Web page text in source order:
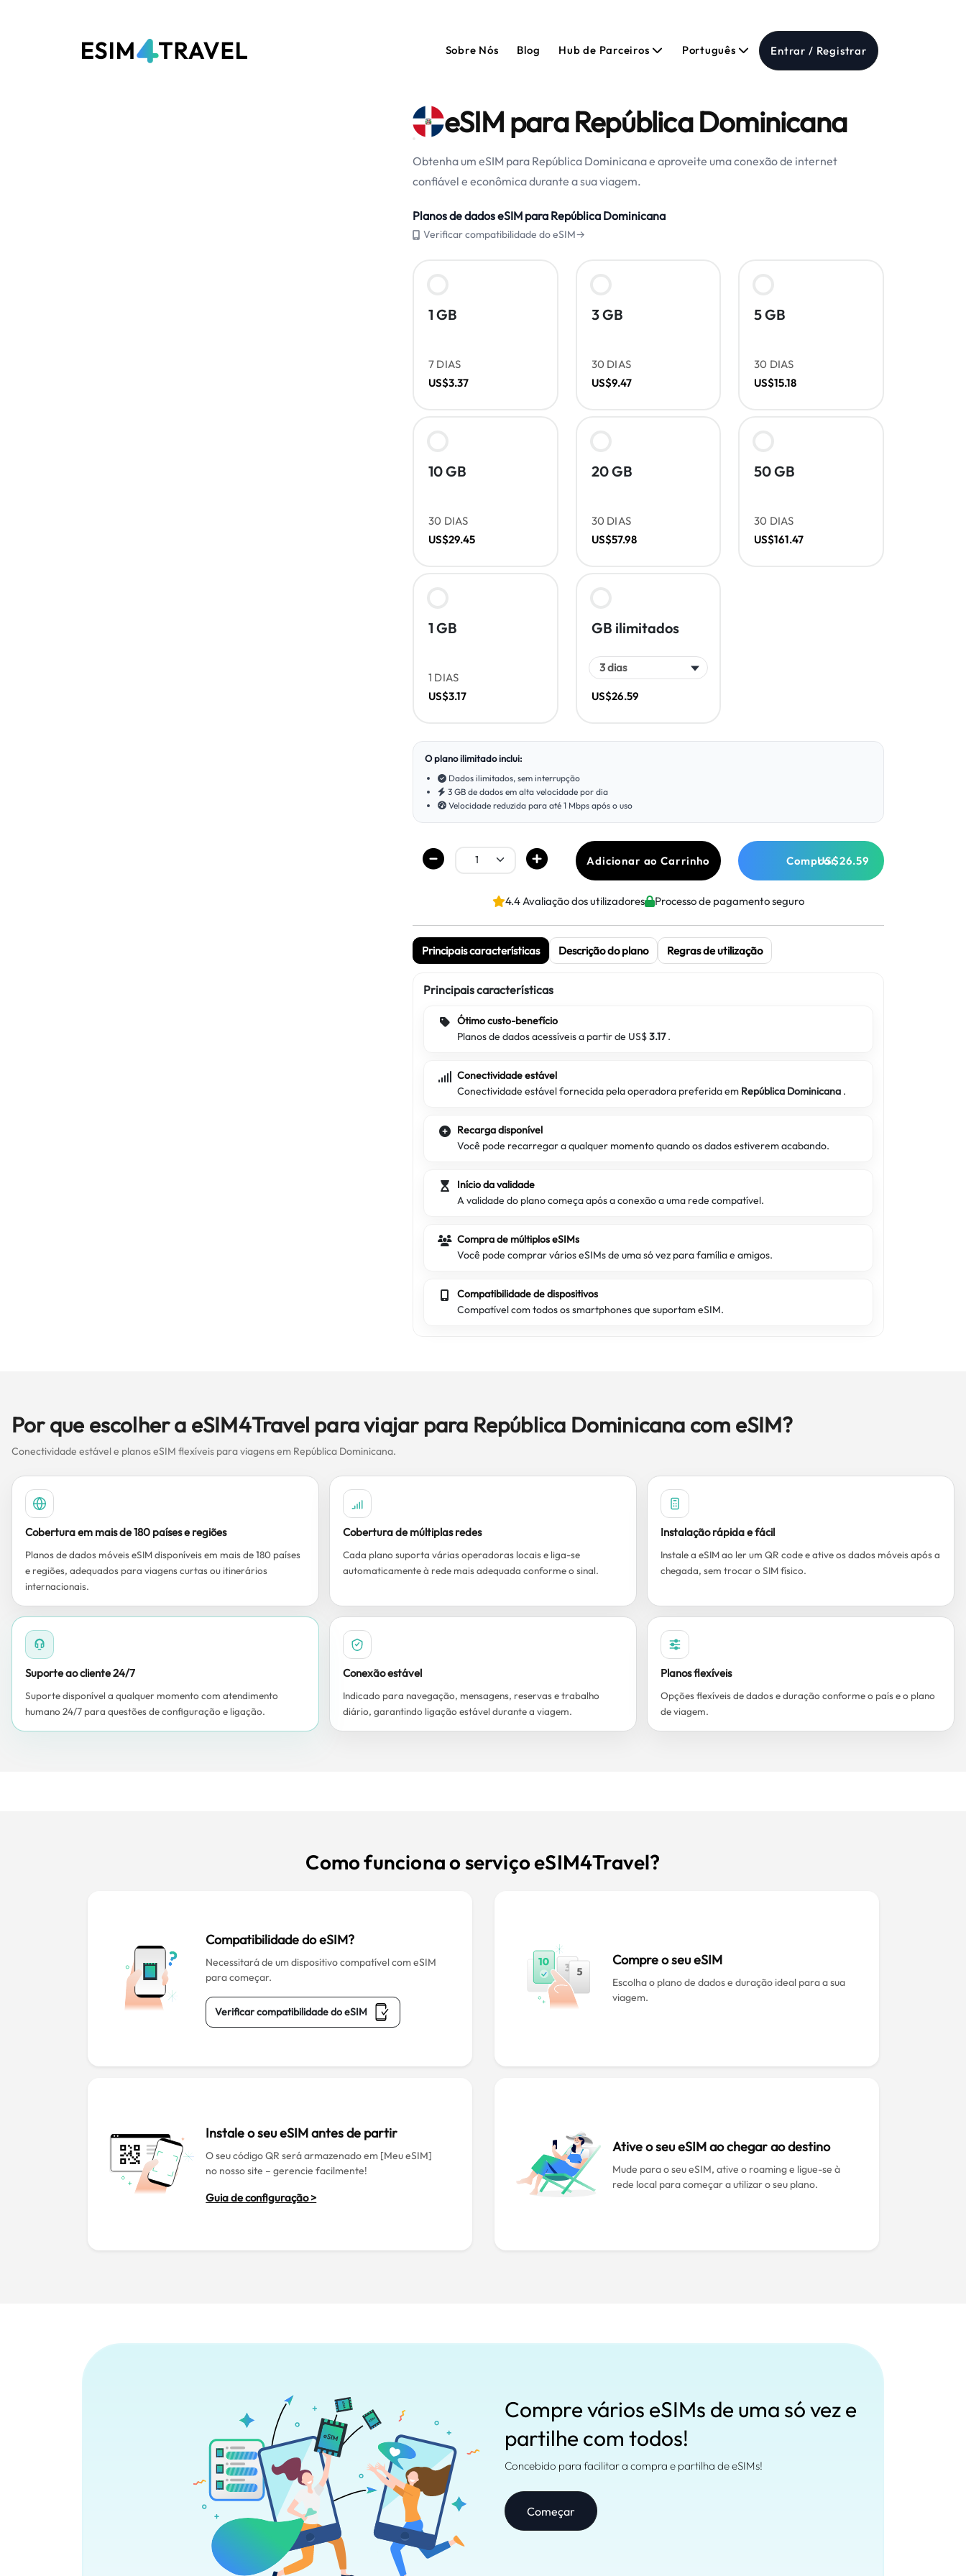
Sobre Nós Blog Hub de Parceiros Português Entrar / Registrar
eSIM para República Dominicana
Obtenha um eSIM para República Dominicana e aproveite uma conexão de internet
confiável e econômica durante a sua viagem.
Planos de dados eSIM para República Dominicana
Verificar compatibilidade do eSIM→
1 GB
7 DIAS
US$3.37
3 GB
30 DIAS
US$9.47
5 GB
30 DIAS
US$15.18
10 GB
30 DIAS
US$29.45
20 GB
30 DIAS
US$57.98
50 GB
30 DIAS
US$161.47
1 GB
1 DIAS
US$3.17
GB ilimitados
US$26.59
O plano ilimitado inclui:
Dados ilimitados, sem interrupção
3 GB de dados em alta velocidade por dia
Velocidade reduzida para até 1 Mbps após o uso
Adicionar ao Carrinho ComprarUS$26.59
4.4 Avaliação dos utilizadores Processo de pagamento seguro
Principais características Descrição do plano Regras de utilização
Principais características
Ótimo custo-benefício
Planos de dados acessíveis a partir de US$3.17.
Conectividade estável
Conectividade estável fornecida pela operadora preferida em República Dominicana .
Recarga disponível
Você pode recarregar a qualquer momento quando os dados estiverem acabando.
Início da validade
A validade do plano começa após a conexão a uma rede compatível.
Compra de múltiplos eSIMs
Você pode comprar vários eSIMs de uma só vez para família e amigos.
Compatibilidade de dispositivos
Compatível com todos os smartphones que suportam eSIM.
Por que escolher a eSIM4Travel para viajar para República Dominicana com eSIM?
Conectividade estável e planos eSIM flexíveis para viagens em República Dominicana.
Cobertura em mais de 180 países e regiões
Planos de dados móveis eSIM disponíveis em mais de 180 países
e regiões, adequados para viagens curtas ou itinerários
internacionais.
Cobertura de múltiplas redes
Cada plano suporta várias operadoras locais e liga-se
automaticamente à rede mais adequada conforme o sinal.
Instalação rápida e fácil
Instale a eSIM ao ler um QR code e ative os dados móveis após a
chegada, sem trocar o SIM físico.
Suporte ao cliente 24/7
Suporte disponível a qualquer momento com atendimento
humano 24/7 para questões de configuração e ligação.
Conexão estável
Indicado para navegação, mensagens, reservas e trabalho
diário, garantindo ligação estável durante a viagem.
Planos flexíveis
Opções flexíveis de dados e duração conforme o país e o plano
de viagem.
Como funciona o serviço eSIM4Travel?
Compatibilidade do eSIM?
Necessitará de um dispositivo compatível com eSIM
para começar.
Verificar compatibilidade do eSIM
Compre o seu eSIM
Escolha o plano de dados e duração ideal para a sua
viagem.
Instale o seu eSIM antes de partir
O seu código QR será armazenado em [Meu eSIM]
no nosso site – gerencie facilmente!
Guia de configuração >
Ative o seu eSIM ao chegar ao destino
Mude para o seu eSIM, ative o roaming e ligue-se à
rede local para começar a utilizar o seu plano.
Compre vários eSIMs de uma só vez e
partilhe com todos!
Concebido para facilitar a compra e partilha de eSIMs!
Começar